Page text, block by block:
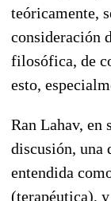
teóricamente,
consideración
filosófica, de
esto,
Ran Lahav, en
discusión,
entendida
(terapéutica),